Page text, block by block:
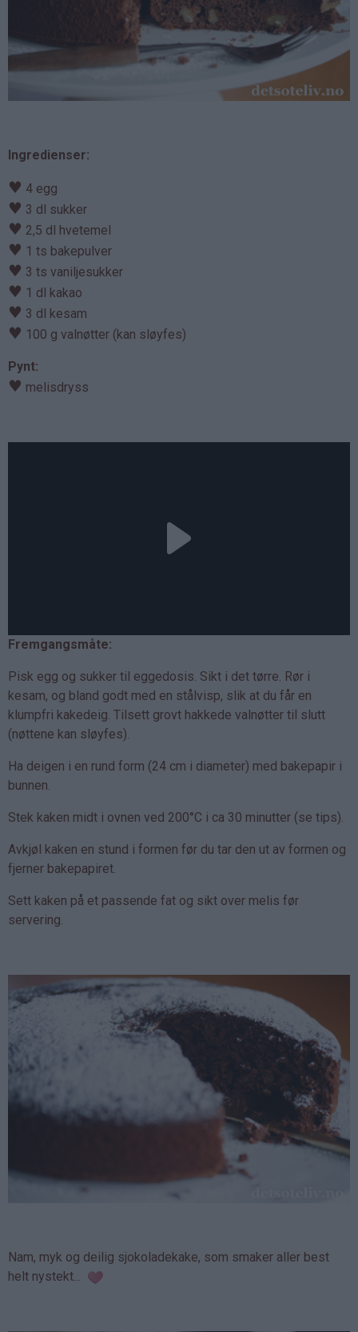
Ingredienser:
♥ 4 egg
♥ 3 dl sukker
♥ 2,5 dl hvetemel
♥ 1 ts bakepulver
♥ 3 ts vaniljesukker
♥ 1 dl kakao
♥ 3 dl kesam
♥ 100 g valnøtter (kan sløyfes)
Pynt:
♥ melisdryss
Fremgangsmåte:
Pisk egg og sukker til eggedosis. Sikt i det tørre. Rør i
kesam, og bland godt med en stålvisp, slik at du får en
klumpfri kakedeig. Tilsett grovt hakkede valnøtter til slutt
(nøttene kan sløyfes).
Ha deigen i en rund form (24 cm i diameter) med bakepapir i
bunnen.
Stek kaken midt i ovnen ved 200°C i ca 30 minutter (se tips).
Avkjøl kaken en stund i formen før du tar den ut av formen og
fjerner bakepapiret.
Sett kaken på et passende fat og sikt over melis før
servering.
Nam, myk og deilig sjokoladekake, som smaker aller best
helt nystekt...